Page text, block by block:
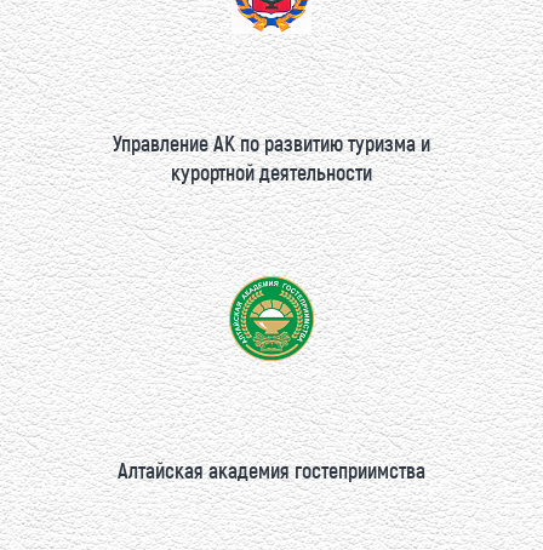
Управление АК по развитию туризма и
курортной деятельности
Алтайская академия гостеприимства